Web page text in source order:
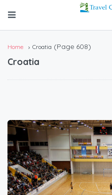
Home Croatia (Page 608)
Croatia